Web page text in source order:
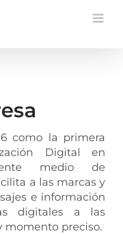
como la primera
Digital en
medio de
a las marcas y
e información
digitales a las
momento preciso.